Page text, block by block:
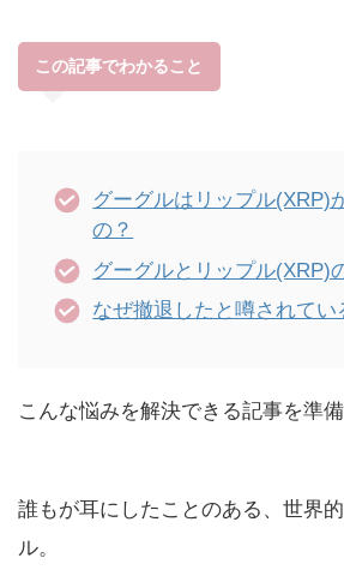
この記事でわかること
グーグルはリップル(XRP)
の？
グーグルとリップル(XRP)
なぜ撤退したと噂されてい
こんな悩みを解決できる記事を準
誰もが耳にしたことのある、世界
ル。